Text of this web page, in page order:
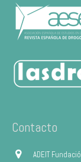
Contacto
ADEIT